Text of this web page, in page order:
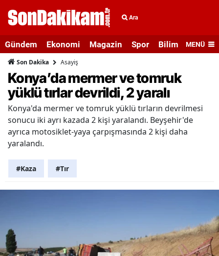
Ara
Gündem Ekonomi Magazin Spor Bilim veMENÜ
Son Dakika Asayiş
Konya’da mermer ve tomruk
yüklü tırlar devrildi, 2 yaralı
Konya'da mermer ve tomruk yüklü tırların devrilmesi
sonucu iki ayrı kazada 2 kişi yaralandı. Beyşehir'de
ayrıca motosiklet-yaya çarpışmasında 2 kişi daha
yaralandı.
#Kaza #Tır